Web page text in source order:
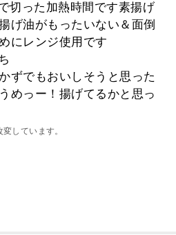
切った加熱時間です素揚げ
げ油がもったいない＆面倒
にレンジ使用です
ずでもおいしそうと思った
めっー！揚げてるかと思っ
しています。